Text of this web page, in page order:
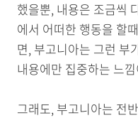
했을뿐, 내용은 조금씩
에서 어떠한 행동을 할
면, 부고니아는 그런 부
내용에만 집중하는 느
그래도, 부고니아는 전